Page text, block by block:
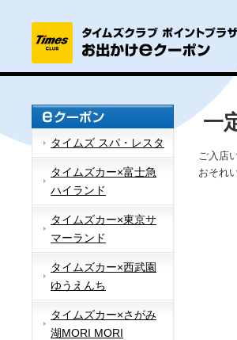
タイムズ スパ・レスタ
タイムズカー×富士急
ハイランド
タイムズカー×東京サ
マーランド
タイムズカー×西武園
ゆうえんち
タイムズカー×さがみ
湖MORI MORI
一
ご入店
おそれ